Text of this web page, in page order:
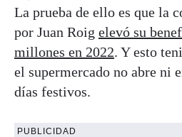
La prueba de ello es que la
por Juan Roig elevó su
millones en 2022. Y esto
el supermercado no abre ni
días festivos.
PUBLICIDAD